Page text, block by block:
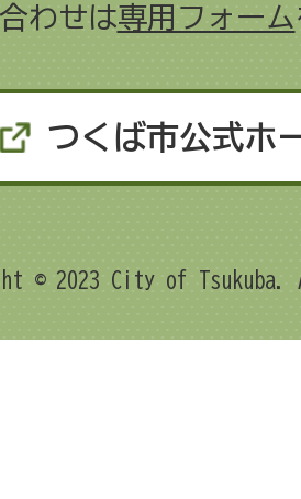
わせは専用フォーム
つくば市公式ホ
© 2023 City of